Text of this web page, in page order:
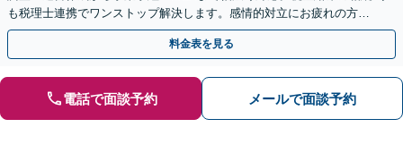
も税理士連携でワンストップ解決します。感情的対立にお疲れの方や
紛争予防をご検討の方も、お気軽にご相談ください。
料金表を見る
電話で面談予約 メールで面談予約